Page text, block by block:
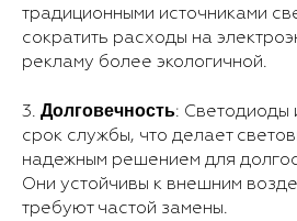
традиционными источниками
сократить расходы на
рекламу более экологичной.
3. Долговечность: Светодиоды
срок службы, что делает
надежным решением для
Они устойчивы к внешним
требуют частой замены.